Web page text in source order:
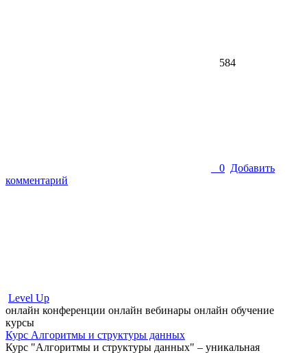
584
0 Добавить
комментарий
Level Up
онлайн конференции онлайн вебинары онлайн обучение
курсы
Курс Алгоритмы и структуры данных
Курс "Алгоритмы и структуры данных" – уникальная